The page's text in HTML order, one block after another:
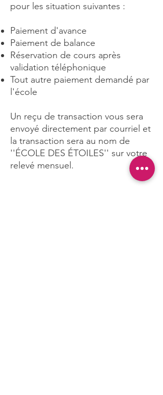
pour les situation suivantes :
Paiement d'avance
Paiement de balance
Réservation de cours après
validation téléphonique
Tout autre paiement demandé par
l'école
Un reçu de transaction vous sera
envoyé directement par courriel et
la transaction sera au nom de
''ÉCOLE DES ÉTOILES'' sur votre
relevé mensuel.